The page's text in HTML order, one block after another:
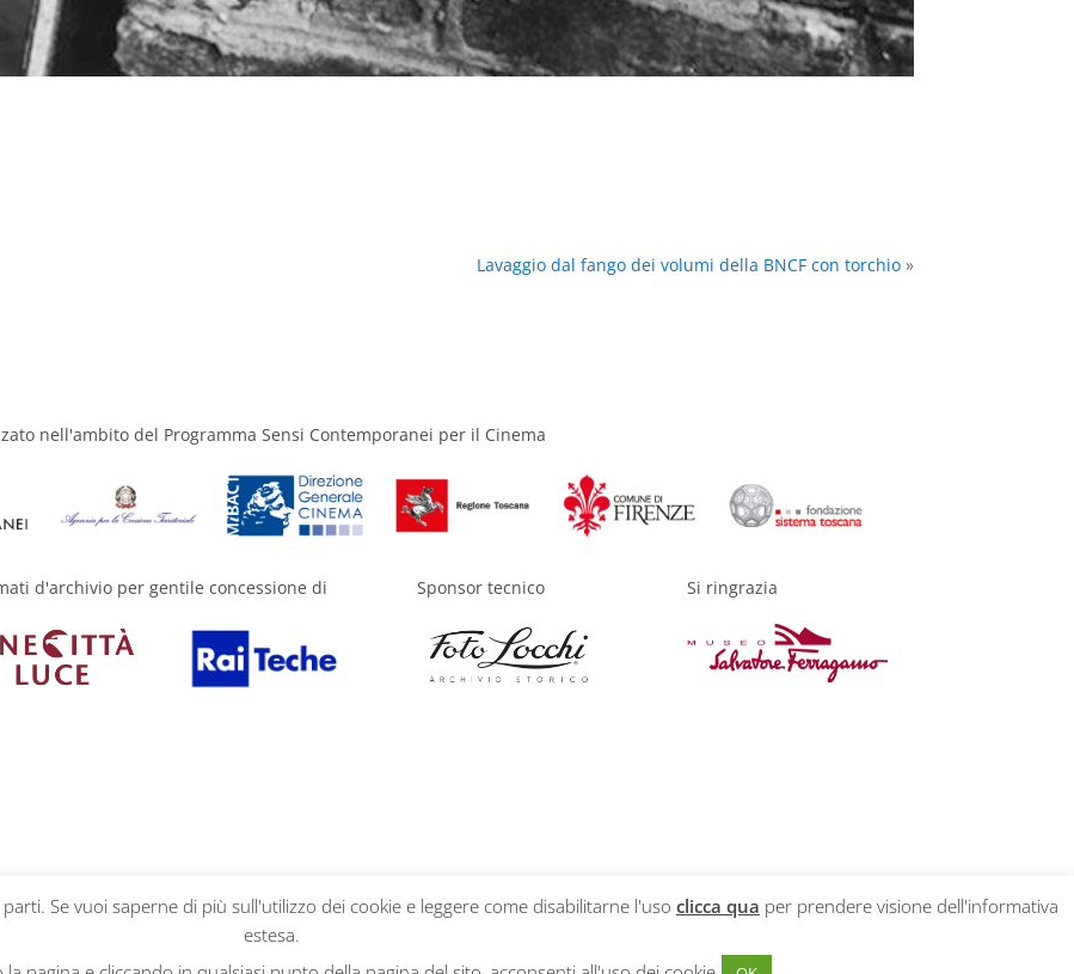
Lavaggio dal fango dei volumi della BNCF con torchio»
nell'ambito del Programma Sensi Contemporanei per il Cinema
d'archivio per gentile concessione di Sponsor tecnico Si ringrazia
Se vuoi saperne di più sull'utilizzo dei cookie e leggere come disabilitarne l'uso clicca qua per prendere visione dell'informativa
estesa.